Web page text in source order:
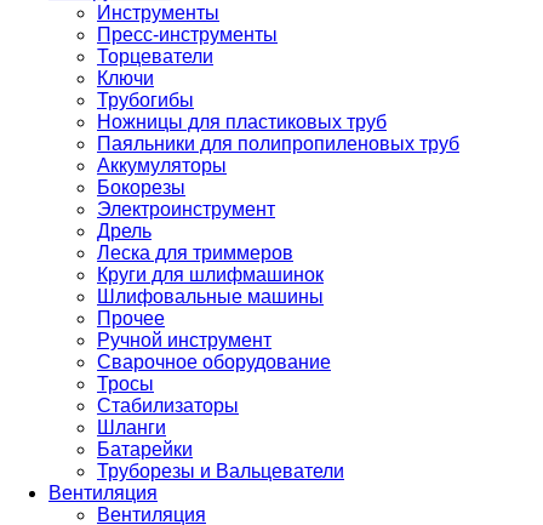
Инструменты
Пресс-инструменты
Торцеватели
Ключи
Трубогибы
Ножницы для пластиковых труб
Паяльники для полипропиленовых труб
Аккумуляторы
Бокорезы
Электроинструмент
Дрель
Леска для триммеров
Круги для шлифмашинок
Шлифовальные машины
Прочее
Ручной инструмент
Сварочное оборудование
Тросы
Стабилизаторы
Шланги
Батарейки
Труборезы и Вальцеватели
Вентиляция
Вентиляция